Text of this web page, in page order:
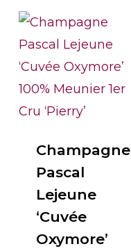
Champagne
Pascal
Lejeune
‘Cuvée
Oxymore’